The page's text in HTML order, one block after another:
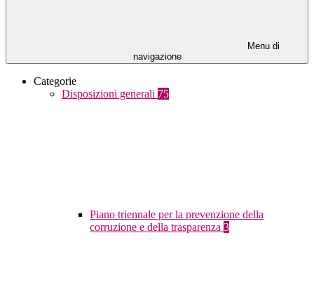
Menu di
navigazione
Categorie
Disposizioni generali 75
Piano triennale per la prevenzione della
corruzione e della trasparenza 3